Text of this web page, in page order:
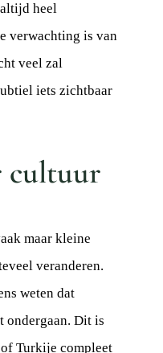
heel
verwachting is van
veel zal
iets zichtbaar
cultuur
maar kleine
veranderen.
weten dat
ondergaan. Dit is
Turkije compleet